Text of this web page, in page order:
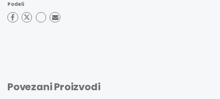
Podeli
Povezani Proizvodi